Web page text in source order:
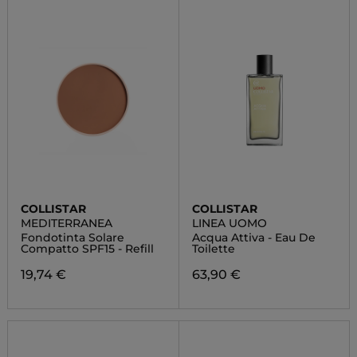
COLLISTAR
MEDITERRANEA
Fondotinta Solare
Compatto SPF15 - Refill
19,74 €
COLLISTAR
LINEA UOMO
Acqua Attiva - Eau De
Toilette
63,90 €